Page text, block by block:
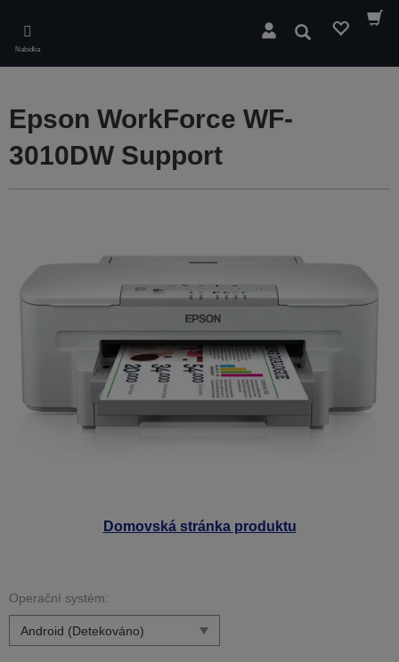
main
content
Nabídka
Hledat
Domovská stránka produktu
Epson WorkForce WF-
3010DW Support
Operační systém: